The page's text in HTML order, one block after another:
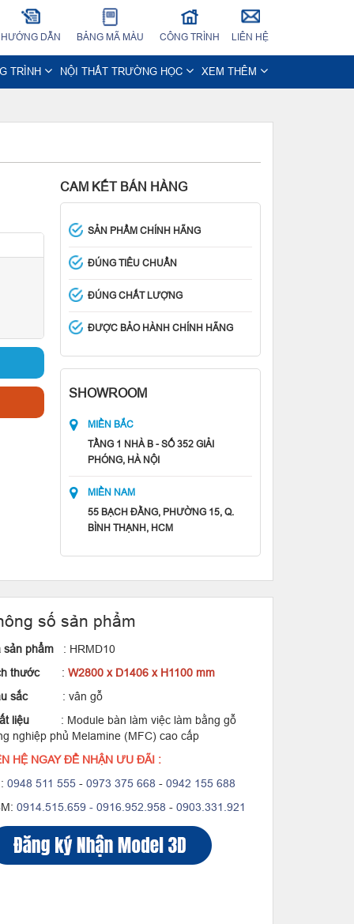
HƯỚNG DẪN BẢNG MÃ MÀU CÔNG TRÌNH LIÊN HỆ
TRÌNH NỘI THẤT TRƯỜNG HỌC XEM THÊM
CAM KẾT BÁN HÀNG
SẢN PHẨM CHÍNH HÃNG
ĐÚNG TIÊU CHUẨN
ĐÚNG CHẤT LƯỢNG
ĐƯỢC BẢO HÀNH CHÍNH HÃNG
SHOWROOM
MIỀN BẮC
TẦNG 1 NHÀ B - SỐ 352 GIẢI
PHÓNG, HÀ NỘI
MIỀN NAM
55 BẠCH ĐẰNG, PHƯỜNG 15, Q.
BÌNH THẠNH, HCM
số sản phẩm
sản phẩm: HRMD10
thước : W2800 x D1406 x H1100 mm
sắc
: vân gỗ
liệu
: Module bàn làm việc làm bằng gỗ
nghiệp phủ Melamine (MFC) cao cấp
HỆ NGAY ĐỂ NHẬN ƯU ĐÃI :
0948 511 555- 0973 375 668 - 0942 155 688
0914.515.659 - 0916.952.958 - 0903.331.921